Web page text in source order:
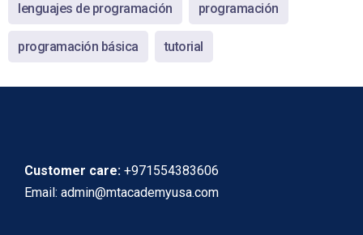
lenguajes de programación programación
programación básica tutorial
Customer care: +971554383606
Email: admin@mtacademyusa.com